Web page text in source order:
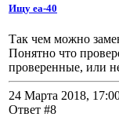
Ищу еа-40
Так чем можно
Понятно что
проверенные, или
24 Марта 2018,
Ответ #8